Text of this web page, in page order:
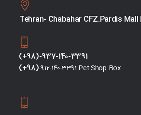
Tehran- Chabahar CFZ.Pardis
(+98)-937-140-3391
(+98)-912-140-3391 Pet Shop Box